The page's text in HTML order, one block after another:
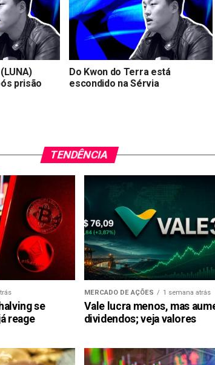
prisão
Do Kwon do Terra está
escondido na Sérvia
TENDÊNCIA
se
reage
MERCADO DE AÇÕES 1 semana atrás
Vale lucra menos, mas
dividendos; veja valores